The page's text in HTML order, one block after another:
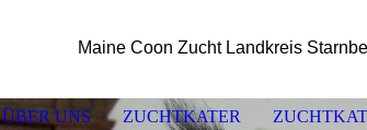
Maine Coon Zucht Landkreis
ÜBER UNS ZUCHTKATER